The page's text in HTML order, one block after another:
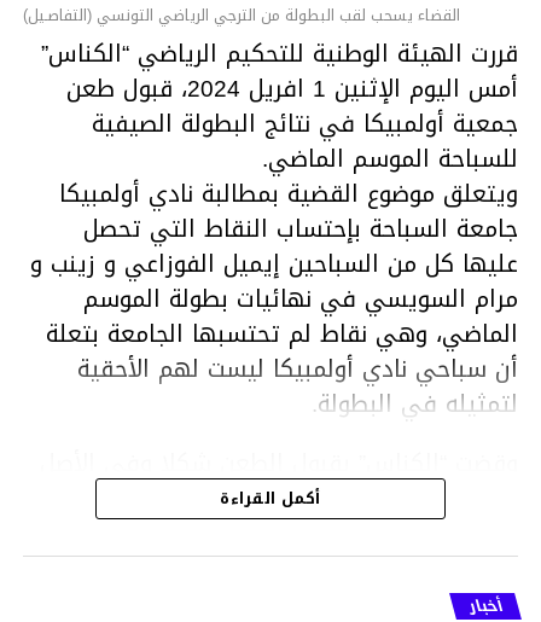
القضاء يسحب لقب البطولة من الترجي الرياضي التونسي (التفاصـيل)
قررت الهيئة الوطنية للتحكيم الرياضي “الكناس”
أمس اليوم الإثنين 1 افريل 2024، قبول طعن
جمعية أولمبيكا في نتائج البطولة الصيفية
للسباحة الموسم الماضي.
ويتعلق موضوع القضية بمطالبة نادي أولمبيكا
جامعة السباحة بإحتساب النقاط التي تحصل
عليها كل من السباحين إيميل الفوزاعي و زينب و
مرام السويسي في نهائيات بطولة الموسم
الماضي، وهي نقاط لم تحتسبها الجامعة بتعلة
أن سباحي نادي أولمبيكا ليست لهم الأحقية
لتمثيله في البطولة.
ونقض القرار الصادر عن المكتب الجامعي وإعادة
إحتساب النقاط المسجلة من قبل السباحين إيميل
الفوزاعي ومرام وزينب السويسي في نطاق
أكمل القراءة
أخبار